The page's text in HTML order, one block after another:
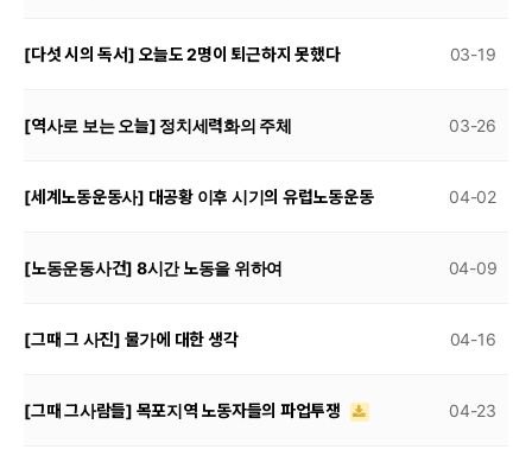
[다섯 시의 독서] 오늘도 2명이 퇴근하지 못했다 03-19
[역사로 보는 오늘] 정치세력화의 주체 03-26
[세계노동운동사] 대공황 이후 시기의 유럽노동운동 04-02
[노동운동사건] 8시간 노동을 위하여 04-09
[그때 그 사진] 물가에 대한 생각 04-16
[그때 그사람들] 목포지역 노동자들의 파업투쟁 04-23